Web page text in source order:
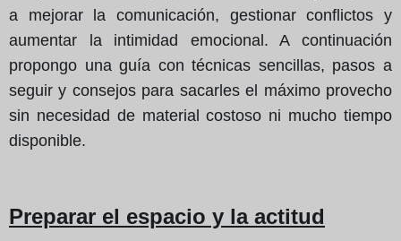
a mejorar la comunicación, gestionar conflictos y
aumentar la intimidad emocional. A continuación
propongo una guía con técnicas sencillas, pasos a
seguir y consejos para sacarles el máximo provecho
sin necesidad de material costoso ni mucho tiempo
disponible.
Preparar el espacio y la actitud